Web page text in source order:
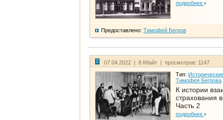
подробнее
Предоставлено: Тимофей Бегров
07.04.2022 | 8 Кбайт | просмотров: 1147
Тип:
Тимофея Бегрова
К истории
страхования
Часть 2
подробнее